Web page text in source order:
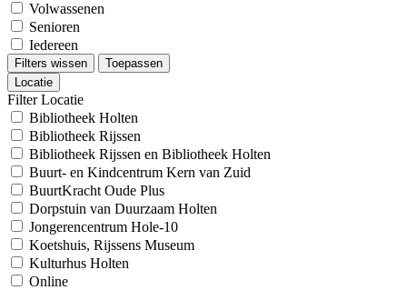
Volwassenen
Senioren
Iedereen
Filters wissen
Toepassen
Locatie
Filter Locatie
Bibliotheek Holten
Bibliotheek Rijssen
Bibliotheek Rijssen en Bibliotheek Holten
Buurt- en Kindcentrum Kern van Zuid
BuurtKracht Oude Plus
Dorpstuin van Duurzaam Holten
Jongerencentrum Hole-10
Koetshuis, Rijssens Museum
Kulturhus Holten
Online